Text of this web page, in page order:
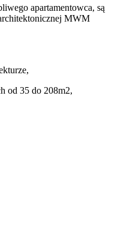
apartamentowca, są
MWM
od 35 do 208m2,